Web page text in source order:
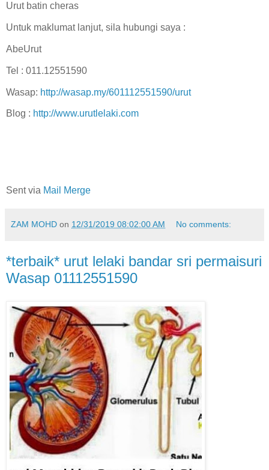
Urut batin cheras
Untuk maklumat lanjut, sila hubungi saya :
AbeUrut
Tel : 011.12551590
Wasap: http://wasap.my/601112551590/urut
Blog : http://www.urutlelaki.com
Sent via Mail Merge
ZAM MOHD on 12/31/2019 08:02:00 AM No comments:
*terbaik* urut lelaki bandar sri permaisuri
Wasap 01112551590